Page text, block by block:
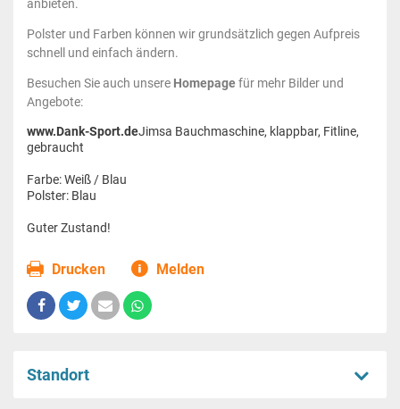
anbieten.
Polster und Farben können wir grundsätzlich gegen Aufpreis
schnell und einfach ändern.
Besuchen Sie auch unsere Homepagefür mehr Bilder und
Angebote:
www.Dank-Sport.deJimsa Bauchmaschine, klappbar, Fitline,
gebraucht
Farbe: Weiß / Blau
Polster: Blau
Guter Zustand!
Drucken Melden
Standort